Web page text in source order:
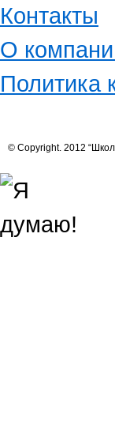
Контакты
О
Политика
© Copyright. 2012